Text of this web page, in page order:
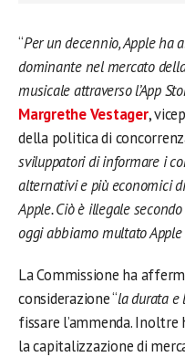
“Per un decennio, Apple ha
dominante nel mercato
musicale attraverso l’App
Margrethe Vestager,
della politica di
sviluppatori di informare i
alternativi e più economici
Apple. Ciò è illegale
oggi abbiamo multato
La Commissione ha
considerazione “la durata e
fissare l’ammenda.
la capitalizzazione di